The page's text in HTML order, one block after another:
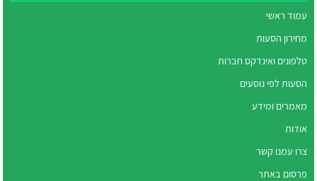
עמוד ראשי
מחירון הסעות
טלפונים ואינדקס חברות
הסעות לפי נוסעים
מאמרים ומידע
אודות
צרו עמנו קשר
פרסום באתר